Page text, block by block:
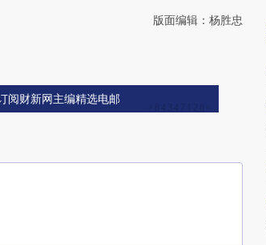
版面编辑：杨胜忠
阅财新网主编精选电邮